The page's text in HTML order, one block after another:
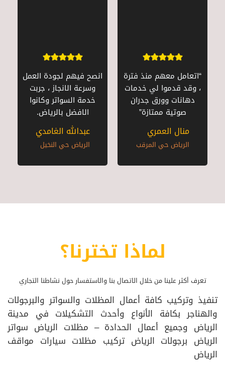
“اتعامل معهم منذ فترة
، وقد قدموا لي خدمات
دهانات وورق جدران
صوتية ممتازة”
منال العمري
الرياض حي المرقب
انصح فيهم لجودة العمل
وسرعة الانجاز ، جربت
خدمة السواتر وكانوا
الافضل بالرياض.
عبدالله الغامدي
الرياض حي النخيل
لماذا تخترنا؟
تعرف أكثر علينا من خلال الاتصال بنا والاستفسار حول نشاطنا التجاري
تنفيذ وتركيب كافة أعمال المظلات والسواتر والبرجولات
والهناجر بكافة الأنواع وأحدث التشكيلات في مدينة
الرياض وجميع أعمال الحدادة – مظلات الرياض سواتر
الرياض برجولات الرياض تركيب مظلات سيارات مواقف
الرياض